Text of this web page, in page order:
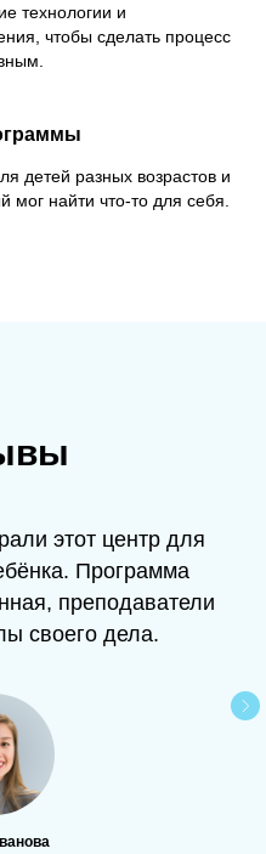
технологии и
чтобы сделать процесс
детей разных возрастов и
мог найти что-то для себя.
этот центр для
Программа
преподаватели
своего дела.